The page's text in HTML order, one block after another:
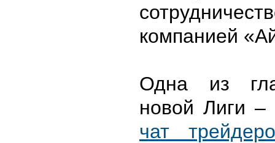
компанией
Одна из
новой Лиги –
чат